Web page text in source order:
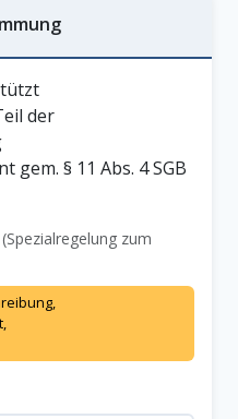
der
gem. § 11 Abs. 4 SGB
zum